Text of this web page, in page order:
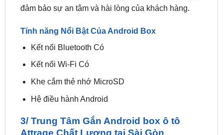
Tính năng Nổi Bật Của Android Box
3/ Trung Tâm Gắn Android box ô tô